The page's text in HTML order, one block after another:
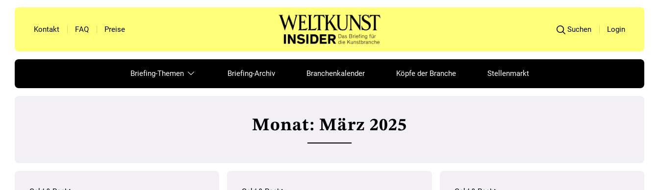
Kontakt FAQ Preise Suchen Login
Briefing-Themen Briefing-Archiv Branchenkalender Köpfe der Branche Stellenmarkt
Monat: März 2025